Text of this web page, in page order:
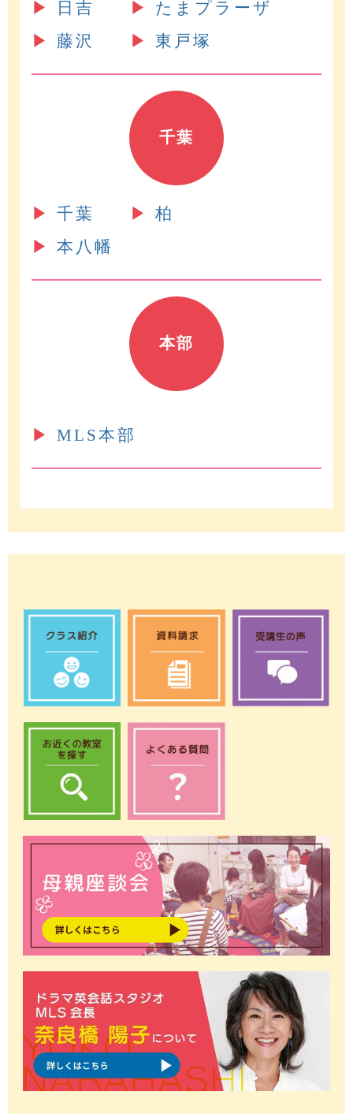
▶︎
日吉 ▶︎
たまプラーザ
▶︎
藤沢 ▶︎ 東戸塚
千葉
▶︎ 千葉 ▶︎
柏
▶︎
本八幡
本部
▶︎ MLS本部